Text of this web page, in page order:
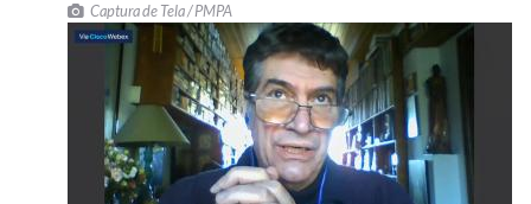
Captura de Tela / PMPA